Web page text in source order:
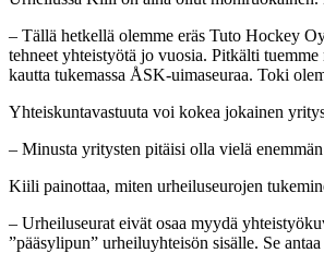
– Tällä hetkellä olemme eräs Tuto Hockey
tehneet yhteistyötä jo vuosia. Pitkälti
kautta tukemassa ÅSK-uimaseuraa. Toki
Yhteiskuntavastuuta voi kokea jokainen
– Minusta yritysten pitäisi olla vielä
Kiili painottaa, miten urheiluseurojen
– Urheiluseurat eivät osaa myydä
”pääsylipun” urheiluyhteisön sisälle. Se